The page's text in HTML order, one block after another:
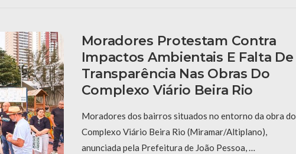
Moradores Protestam Contra
Impactos Ambientais E Falta De
Transparência Nas Obras Do
Complexo Viário Beira Rio
Moradores dos bairros situados no entorno da obra do
Complexo Viário Beira Rio (Miramar/Altiplano),
anunciada pela Prefeitura de João Pessoa, …